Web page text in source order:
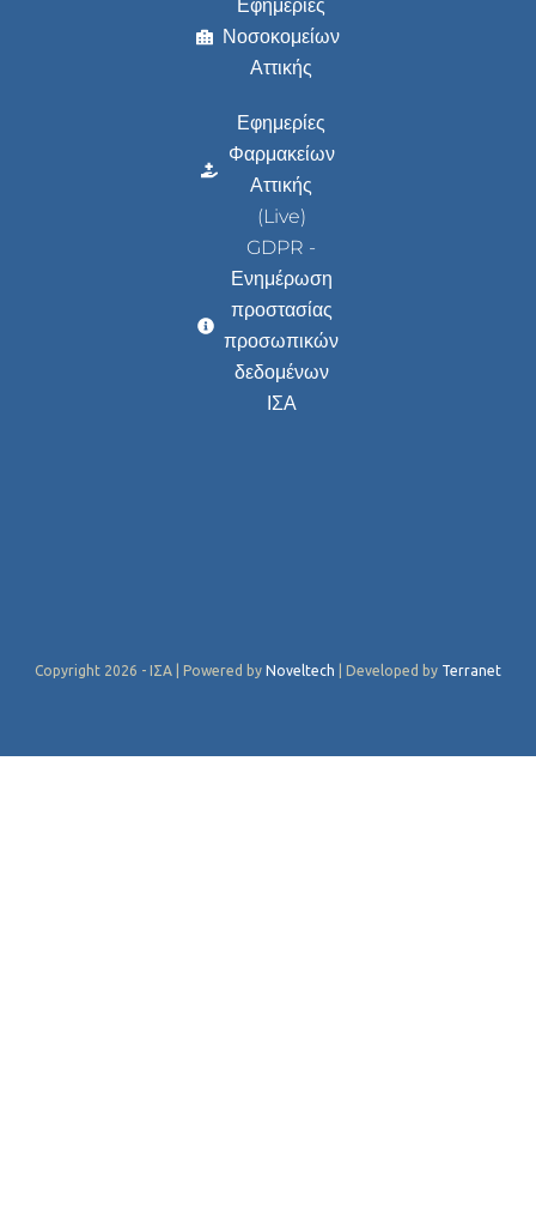
Εφημερίες
Νοσοκομείων
Αττικής
Εφημερίες
Φαρμακείων
Αττικής
(Live)
GDPR -
Ενημέρωση
προστασίας
προσωπικών
δεδομένων
ΙΣΑ
Copyright 2026 - ΙΣΑ | Powered by Noveltech | Developed by Terranet